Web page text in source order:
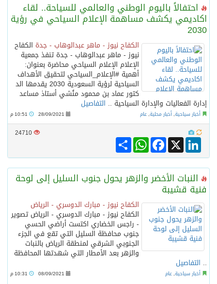
احتفالاً باليوم الوطني والعالمي للسياحة.. لقاء
اكاديمي يكشف مساهمة الإعلام السياحي في رؤية
2030
الكفاح نيوز - ماهر عبدالوهاب - جدة الكفاح
نيوز - ماهر عبدالوهاب - جدة تنفذ جمعية
الإعلام الإعلام السياحي محاضرة بعنوان:
أهمية #الإعلام_السياحي لتحقيق الأهداف
السياحية لرؤية السعودية 2030 يقدمها الد
كتور عماد بن محمود منُشي أستاذ مساعد
إدارة الفعاليات والإدارة السياحية .. التفاصيل
أخبار سياحية, أخبار محلية, عام 28/09/2021
24710
Share
WhatsAppFacebook X
LinkedIn
النبات الأخضر والزهر يحول جنوب السليل إلى لوحة
فنية قشيبة
الكفاح نيوز - مبارك الدوسري - الرياض
الكفاح نيوز - مبارك الدوسري - الرياض تصوير
- راجس الخضاري اكتست أراضي الحسي
جنوب محافظة السليل التي تقع في الجزء
الجنوبي الشرقي لمنطقة الرياض بالنبات
والزهر بعد الأمطار التي شهدتها المحافظة
.. التفاصيل
أخبار سياحية, عام 08/09/2021